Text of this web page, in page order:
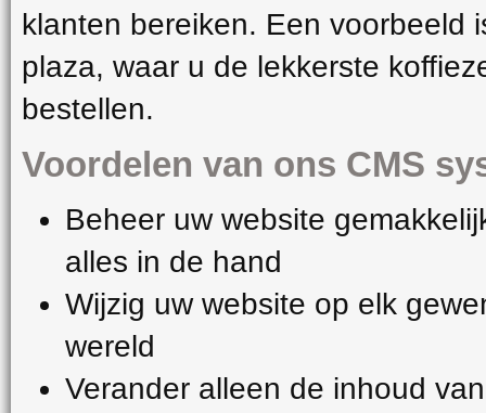
klanten bereiken. Een voorbeeld
plaza, waar u de lekkerste
bestellen.
Voordelen van ons CMS
Beheer uw website
alles in de hand
Wijzig uw website op elk
wereld
Verander alleen de inhoud